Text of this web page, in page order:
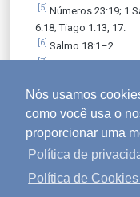
Nós usamos
como você usa o
proporcionar uma
Política de
Política de
[5] Números 23:19; 1
6:18; Tiago 1:13, 17.
[6] Salmo 18:1–2.
[7]
Postado em: